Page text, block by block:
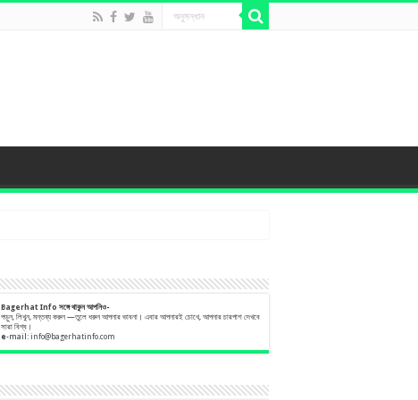
Bagerhat Info সঙ্গেথাকুনআপনিও-
পড়ুন, লিখুন, মন্তব্য করুন —তুলে ধরুন আপনার ভাবনা। এবার আপনারই চোখে, আপনার চারপাশ দেখবে
সারা বিশ্ব।
e-mail: info@bagerhatinfo.com